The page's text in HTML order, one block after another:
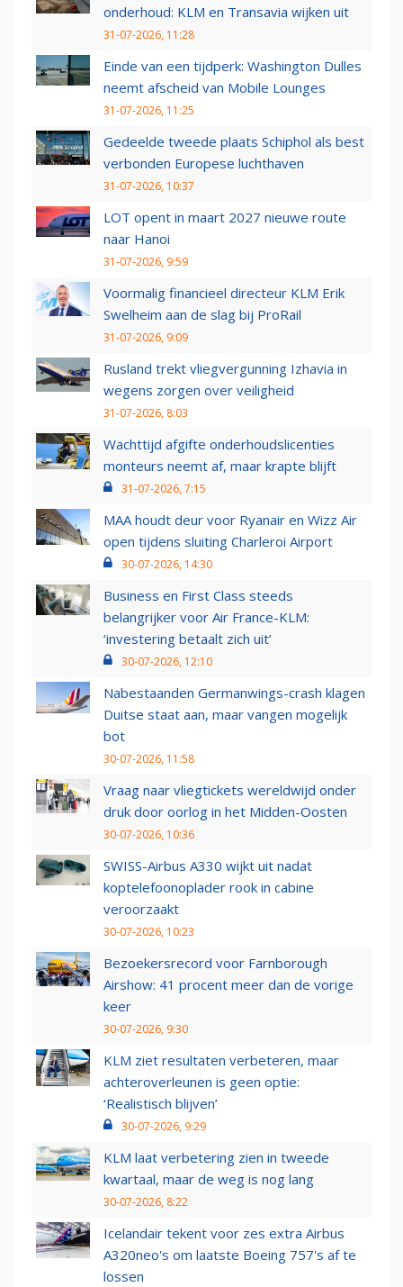
onderhoud: KLM en Transavia wijken uit
31-07-2026, 11:28
Einde van een tijdperk: Washington Dulles
neemt afscheid van Mobile Lounges
31-07-2026, 11:25
Gedeelde tweede plaats Schiphol als best
verbonden Europese luchthaven
31-07-2026, 10:37
LOT opent in maart 2027 nieuwe route
naar Hanoi
31-07-2026, 9:59
Voormalig financieel directeur KLM Erik
Swelheim aan de slag bij ProRail
31-07-2026, 9:09
Rusland trekt vliegvergunning Izhavia in
wegens zorgen over veiligheid
31-07-2026, 8:03
Wachttijd afgifte onderhoudslicenties
monteurs neemt af, maar krapte blijft
31-07-2026, 7:15
MAA houdt deur voor Ryanair en Wizz Air
open tijdens sluiting Charleroi Airport
30-07-2026, 14:30
Business en First Class steeds
belangrijker voor Air France-KLM:
‘investering betaalt zich uit’
30-07-2026, 12:10
Nabestaanden Germanwings-crash klagen
Duitse staat aan, maar vangen mogelijk
bot
30-07-2026, 11:58
Vraag naar vliegtickets wereldwijd onder
druk door oorlog in het Midden-Oosten
30-07-2026, 10:36
SWISS-Airbus A330 wijkt uit nadat
koptelefoonoplader rook in cabine
veroorzaakt
30-07-2026, 10:23
Bezoekersrecord voor Farnborough
Airshow: 41 procent meer dan de vorige
keer
30-07-2026, 9:30
KLM ziet resultaten verbeteren, maar
achteroverleunen is geen optie:
‘Realistisch blijven’
30-07-2026, 9:29
KLM laat verbetering zien in tweede
kwartaal, maar de weg is nog lang
30-07-2026, 8:22
Icelandair tekent voor zes extra Airbus
A320neo's om laatste Boeing 757's af te
lossen